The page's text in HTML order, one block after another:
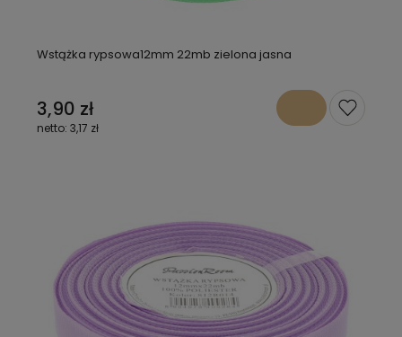
Wstążka rypsowa12mm 22mb zielona jasna
3,90 zł
3,17 zł